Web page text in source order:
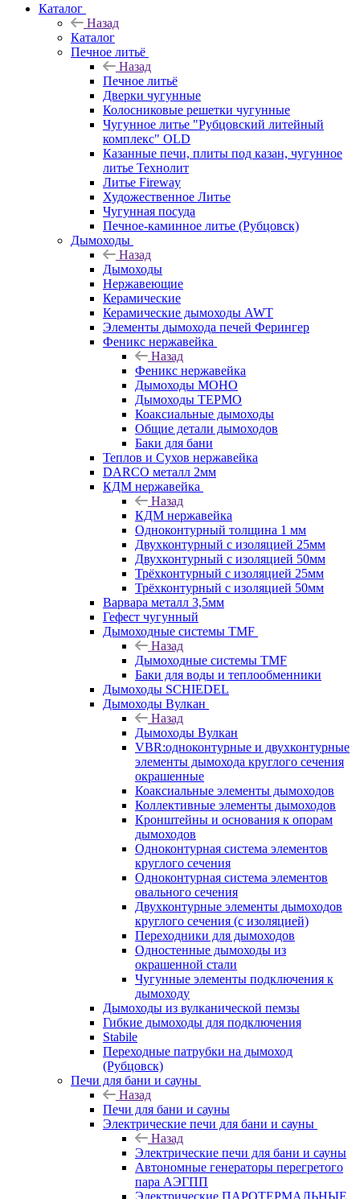
Каталог
Назад
Каталог
Печное литьё
Назад
Печное литьё
Дверки чугунные
Колосниковые решетки чугунные
Чугунное литье "Рубцовский литейный
комплекс" OLD
Казанные печи, плиты под казан, чугунное
литье Технолит
Литье Fireway
Художественное Литье
Чугунная посуда
Печное-каминное литье (Рубцовск)
Дымоходы
Назад
Дымоходы
Нержавеющие
Керамические
Керамические дымоходы AWT
Элементы дымохода печей Ферингер
Феникс нержавейка
Назад
Феникс нержавейка
Дымоходы МОНО
Дымоходы ТЕРМО
Коаксиальные дымоходы
Общие детали дымоходов
Баки для бани
Теплов и Сухов нержавейка
DARCO металл 2мм
КДМ нержавейка
Назад
КДМ нержавейка
Одноконтурный толщина 1 мм
Двухконтурный с изоляцией 25мм
Двухконтурный с изоляцией 50мм
Трёхконтурный с изоляцией 25мм
Трёхконтурный с изоляцией 50мм
Варвара металл 3,5мм
Гефест чугунный
Дымоходные системы TMF
Назад
Дымоходные системы TMF
Баки для воды и теплообменники
Дымоходы SCHIEDEL
Дымоходы Вулкан
Назад
Дымоходы Вулкан
VBR:одноконтурные и двухконтурные
элементы дымохода круглого сечения
окрашенные
Коаксиальные элементы дымоходов
Коллективные элементы дымоходов
Кронштейны и основания к опорам
дымоходов
Одноконтурная система элементов
круглого сечения
Одноконтурная система элементов
овального сечения
Двухконтурные элементы дымоходов
круглого сечения (с изоляцией)
Переходники для дымоходов
Одностенные дымоходы из
окрашенной стали
Чугунные элементы подключения к
дымоходу
Дымоходы из вулканической пемзы
Гибкие дымоходы для подключения
Stabile
Переходные патрубки на дымоход
(Рубцовск)
Печи для бани и сауны
Назад
Печи для бани и сауны
Электрические печи для бани и сауны
Назад
Электрические печи для бани и сауны
Автономные генераторы перегретого
пара АЭГПП
Электрические ПАРОТЕРМАЛЬНЫЕ